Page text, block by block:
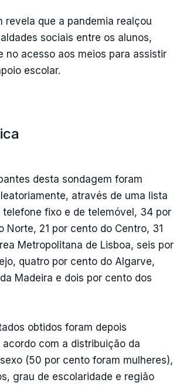
revela que a pandemia realçou
sociais entre os alunos,
no acesso aos meios para assistir
escolar.
desta sondagem foram
através de uma lista
telefone fixo e de telemóvel, 34 por
Norte, 21 por cento do Centro, 31
Metropolitana de Lisboa, seis por
quatro por cento do Algarve,
Madeira e dois por cento dos
obtidos foram depois
acordo com a distribuição da
(50 por cento foram mulheres),
grau de escolaridade e região